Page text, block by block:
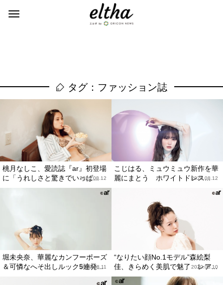
タグ：ファッション誌
桃月なしこ、愛読誌『ar』初登場
に「うれしさと驚きでいっぱ...
2020.08.12
こじはる、ミュウミュウ新作を華
麗にまとう ホワイトドレス...
2020.08.12
堀未央奈、華麗なカンフーポーズ
＆可憐なへそ出しルック5連発...
2020.08.11
“なりたい顔No.1モデル”森絵梨
佳、きらめく美肌で魅了 レア...
2020.08.10